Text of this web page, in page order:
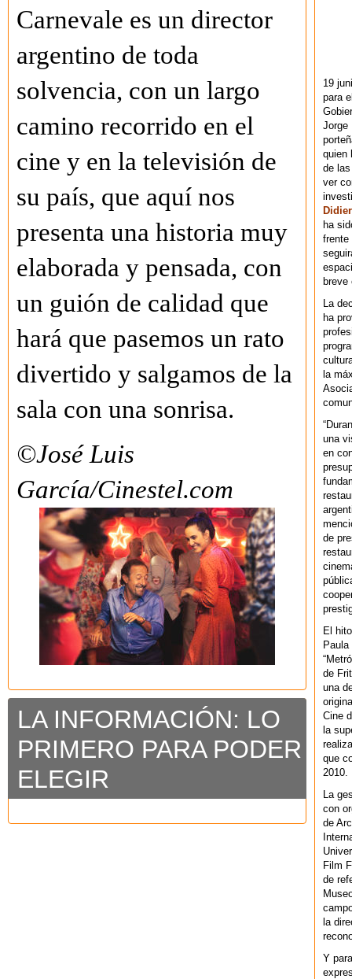
Carnevale es un director
argentino de toda
solvencia, con un largo
camino recorrido en el
cine y en la televisión de
su país, que aquí nos
presenta una historia muy
elaborada y pensada, con
un guión de calidad que
hará que pasemos un rato
divertido y salgamos de la
sala con una sonrisa.
©José Luis
García/Cinestel.com
LA INFORMACIÓN: LO
PRIMERO PARA PODER
ELEGIR
19
para
Jorge
quien
de
ver
Didier
ha
frente
breve
La
ha
la
una
en
de
El
de
una
Cine
la
que
2010.
La
con
de
Film
de
la
Y